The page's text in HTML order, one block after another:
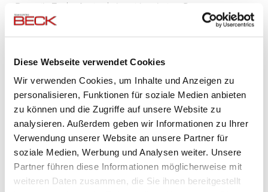
Diese Webseite verwendet Cookies
Wir verwenden Cookies, um Inhalte und Anzeigen zu
personalisieren, Funktionen für soziale Medien anbieten
zu können und die Zugriffe auf unsere Website zu
analysieren. Außerdem geben wir Informationen zu Ihrer
Verwendung unserer Website an unsere Partner für
soziale Medien, Werbung und Analysen weiter. Unsere
Partner führen diese Informationen möglicherweise mit
weiteren Daten zusammen, die Sie ihnen bereitgestellt
Denn die Zuckerfee hat keinen historischen Bezug zu
Ochsenfurt. Und das Thema Zucker ist nicht sehr positiv
besetzt. Insofern ist die Idee, den Schmied von Ochsenfurt als
Glauben Sie, das sieht der Ochsenfurter Stadtrat auch so?
Beck: Da müsste ich jetzt ein Hellseher sein. Der
Stadtmarketingverein wird sicherlich den Vorstoß machen und